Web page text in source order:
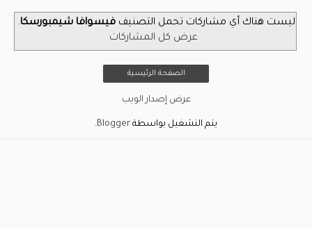
‏ليست هناك أي مشاركات تحمل التصنيففيسوافا شيمبورسكا.
عرض كل المشاركات
الصفحة الرئيسية
عرض إصدار الويب
يتم التشغيل بواسطة Blogger
.